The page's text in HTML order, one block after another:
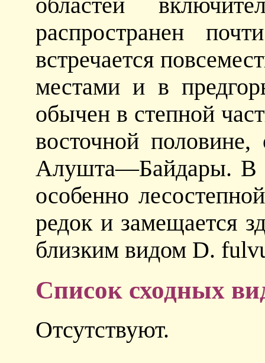
областей
распространен
встречается
местами и в
обычен в степной
восточной
Алушта—Байдары. В
особенно
редок и замещается
близким видом D.
Список сходных
Отсутствуют.